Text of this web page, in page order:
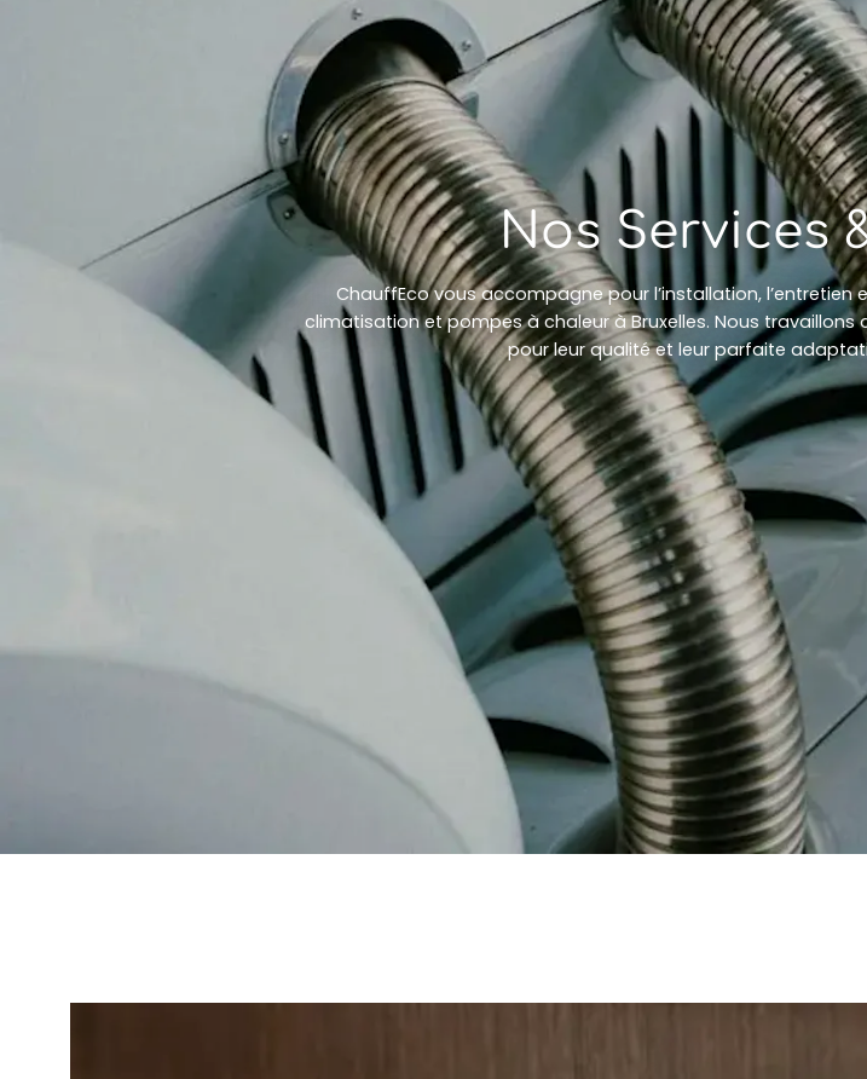
Nos Services
ChauffEco vous accompagne pour l’installation,
climatisation et pompes à chaleur à Bruxelles. Nous
pour leur qualité et leur parfaite